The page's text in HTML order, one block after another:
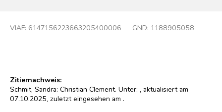
VIAF: 6147156223663205400006 GND: 1188905058
Zitiernachweis:
Schmit, Sandra: Christian Clement. Unter: , aktualisiert am
07.10.2025, zuletzt eingesehen am .